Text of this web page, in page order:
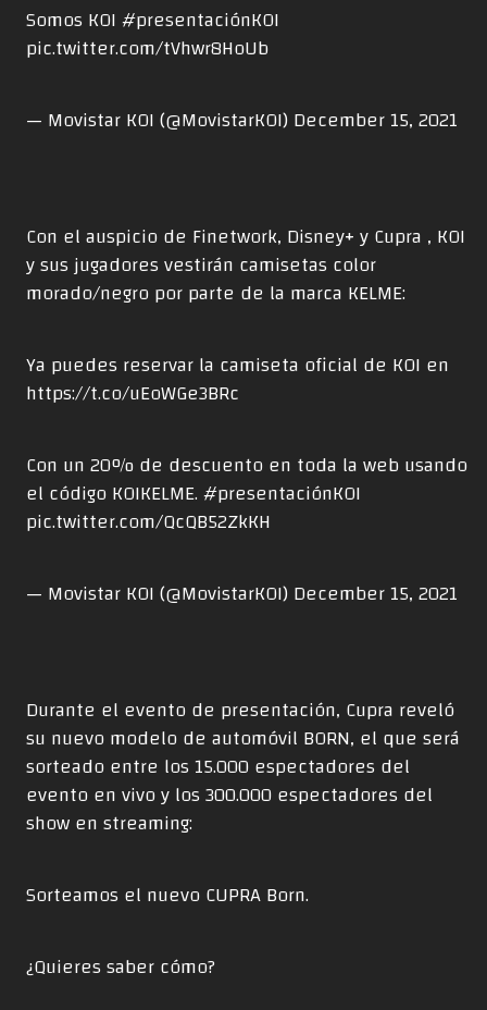
Somos KOI#presentaciónKOI
pic.twitter.com/tVhwr8HoUb
— Movistar KOI (@MovistarKOI)December 15, 2021
Con el auspicio de Finetwork, Disney+ y Cupra , KOI
y sus jugadores vestirán camisetas color
morado/negro por parte de la marca KELME:
Ya puedes reservar la camiseta oficial de KOI en
https://t.co/uEoWGe3BRc
Con un 20% de descuento en toda la web usando
el código KOIKELME.#presentaciónKOI
pic.twitter.com/QcQB52ZkKH
— Movistar KOI (@MovistarKOI)December 15, 2021
Durante el evento de presentación, Cupra reveló
su nuevo modelo de automóvil BORN, el que será
sorteado entre los 15.000 espectadores del
evento en vivo y los 300.000 espectadores del
show en streaming:
Sorteamos el nuevo CUPRA Born.
¿Quieres saber cómo?